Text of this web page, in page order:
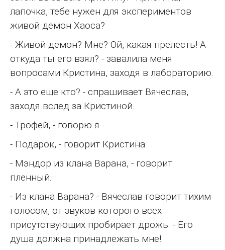
лапочка, тебе нужен для экспериментов
живой демон Хаоса?
- Живой демон? Мне? Ой, какая прелесть! А
откуда ты его взял? - завалила меня
вопросами Кристина, заходя в лабораторию.
- А это ещё кто? - спрашивает Вячеслав,
заходя вслед за Кристиной.
- Трофей, - говорю я.
- Подарок, - говорит Кристина.
- Мэндор из клана Варана, - говорит
пленный.
- Из клана Варана? - Вячеслав говорит тихим
голосом, от звуков которого всех
присутствующих пробирает дрожь. - Его
душа должна принадлежать мне!